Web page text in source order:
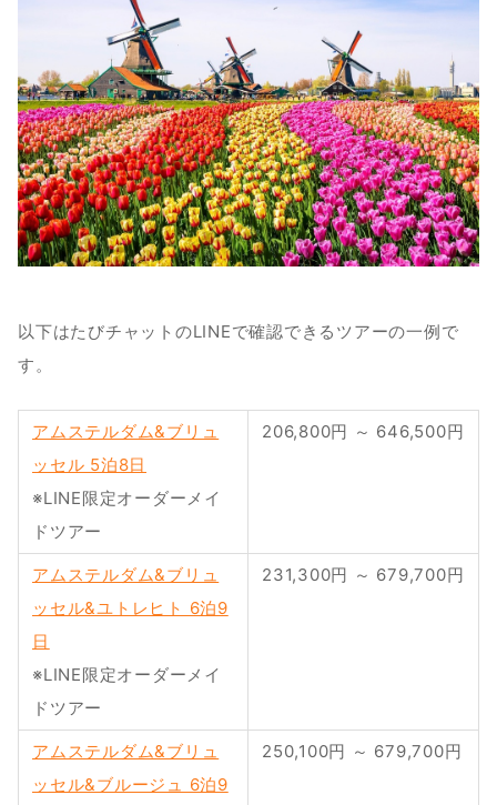
以下はたびチャットのLINEで確認できるツアーの一例で
す。
アムステルダム&ブリュ
ッセル 5泊8日
※LINE限定オーダーメイ
ドツアー
206,800円 ～ 646,500円
アムステルダム&ブリュ
ッセル&ユトレヒト 6泊9
日
※LINE限定オーダーメイ
ドツアー
231,300円 ～ 679,700円
アムステルダム&ブリュ
ッセル&ブルージュ 6泊9
250,100円 ～ 679,700円